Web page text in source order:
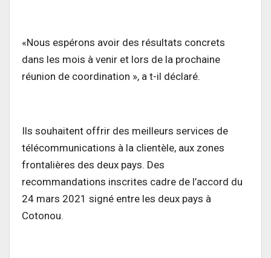
«Nous espérons avoir des résultats concrets
dans les mois à venir et lors de la prochaine
réunion de coordination », a t-il déclaré.
Ils souhaitent offrir des meilleurs services de
télécommunications à la clientèle, aux zones
frontalières des deux pays. Des
recommandations inscrites cadre de l’accord du
24 mars 2021 signé entre les deux pays à
Cotonou.